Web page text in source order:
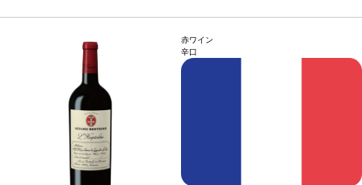
れたワイン。環境に配慮した、自然の材料から造られたテラコッタボトル。
ィンテージが在庫切れの場合、在庫があり価格が同様の場合は自動的に次のヴィン
テージに変更されます、ご了承ください。
赤ワイン
辛口